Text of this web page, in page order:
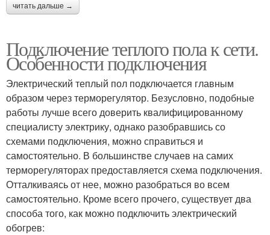
читать дальше →
Подключение теплого пола к сети.
Особенности подключения
Электрический теплый пол подключается главным
образом через терморегулятор. Безусловно, подобные
работы лучше всего доверить квалифицированному
специалисту электрику, однако разобравшись со
схемами подключения, можно справиться и
самостоятельно. В большинстве случаев на самих
терморегуляторах предоставляется схема подключения.
Отталкиваясь от нее, можно разобраться во всем
самостоятельно. Кроме всего прочего, существует два
способа того, как можно подключить электрический
обогрев: